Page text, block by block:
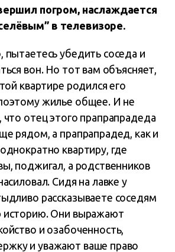
погром, наслаждается
в телевизоре.
убедить соседа и
вон. Но тот вам объясняет,
квартире родился его
жилье общее. И не
что отец этого прапрапрадеда
рядом, а прапрапрадед, как и
квартиру, где
поджигал, а родственников
Сидя на лавке у
рассказываете соседям
историю. Они выражают
и озабоченность,
и уважают ваше право